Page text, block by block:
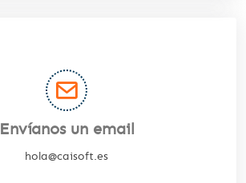
Envíanos un email
hola@caisoft.es